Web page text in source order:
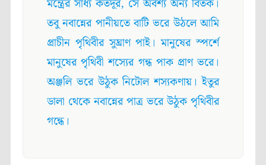
মন্ত্রের সাধ্য কতদূর, সে অবশ্য অন্য বিতর্ক।
তবু নবান্নের পানীয়তে বাটি ভরে উঠলে আমি
প্রাচীন পৃথিবীর সুঘ্রাণ পাই। মানুষের স্পর্শে
মানুষের পৃথিবী শস্যের গন্ধ পাক প্রাণ ভরে।
অঞ্জলি ভরে উঠুক নিটোল শস্যকণায়। ইতুর
ডালা থেকে নবান্নের পাত্র ভরে উঠুক পৃথিবীর
গন্ধে।